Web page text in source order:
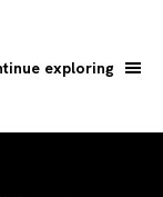
exploring